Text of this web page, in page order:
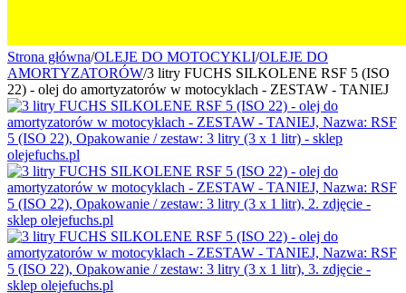
Strona główna/OLEJE DO MOTOCYKLI/OLEJE DO
AMORTYZATORÓW/3 litry FUCHS SILKOLENE RSF 5 (ISO
22) - olej do amortyzatorów w motocyklach - ZESTAW - TANIEJ